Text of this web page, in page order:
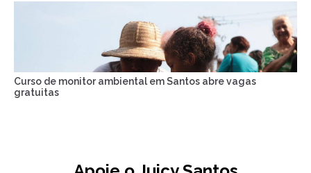
Curso de monitor ambiental em Santos abre vagas
gratuitas